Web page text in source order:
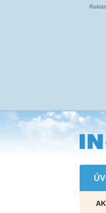
Přejít
na
hlavní
obsah